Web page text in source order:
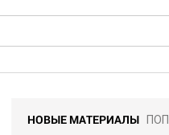
НОВЫЕ МАТЕРИАЛЫ